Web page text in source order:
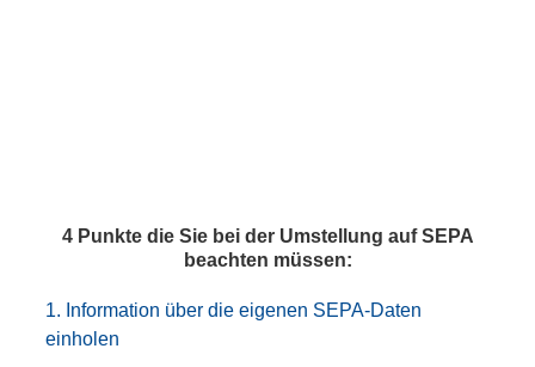
4 Punkte die Sie bei der Umstellung auf SEPA
beachten müssen:
1. Information über die eigenen SEPA-Daten
einholen